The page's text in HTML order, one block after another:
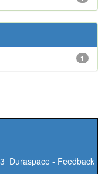
1
Duraspace - Feedback